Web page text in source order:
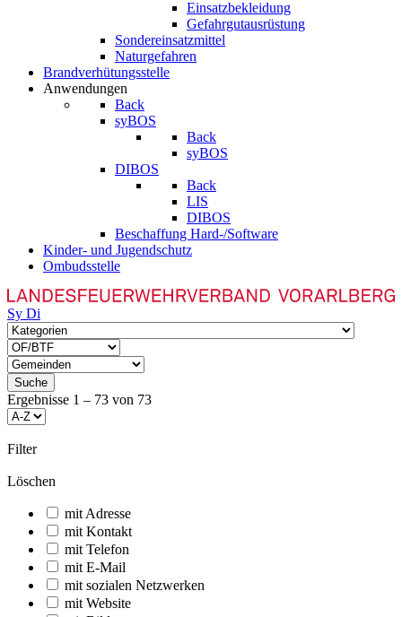
Einsatzbekleidung
Gefahrgutausrüstung
Sondereinsatzmittel
Naturgefahren
Brandverhütungsstelle
Anwendungen
Back
syBOS
Back
syBOS
DIBOS
Back
LIS
DIBOS
Beschaffung Hard-/Software
Kinder- und Jugendschutz
Ombudsstelle
Sy Di
Suche
Ergebnisse 1 – 73 von 73
Filter
Löschen
mit Adresse
mit Kontakt
mit Telefon
mit E-Mail
mit sozialen Netzwerken
mit Website